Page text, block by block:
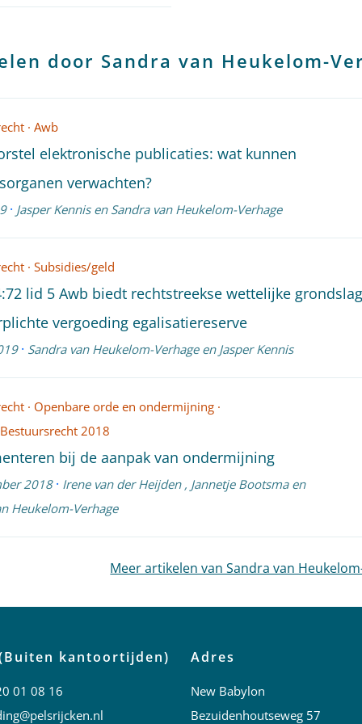
door Sandra van Heukelom-
· Awb
elektronische publicaties: wat kunnen
verwachten?
· Jasper Kennis en Sandra van Heukelom-Verhage
· Subsidies/geld
lid 5 Awb biedt rechtstreekse wettelijke grondslag
vergoeding egalisatiereserve
· Sandra van Heukelom-Verhage en Jasper Kennis
· Openbare orde en ondermijning ·
2018
bij de aanpak van ondermijning
2018 · Irene van der Heijden , Jannetje Bootsma en
Heukelom-Verhage
Meer artikelen van Sandra van
kantoortijden)
01 08 16
Adres
New Babylon
Bezuidenhoutseweg 57